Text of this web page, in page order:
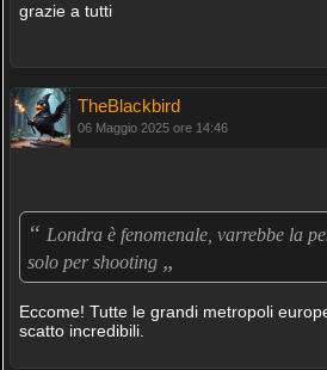
grazie a tutti
TheBlackbird
06 Maggio 2025 ore 14:46
“ Londra è fenomenale, varrebbe la
solo per shooting „
Eccome! Tutte le grandi metropoli
scatto incredibili.